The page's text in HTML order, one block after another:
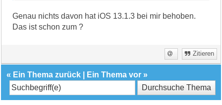
Genau nichts davon hat iOS 13.1.3 bei mir behoben.
Das ist schon zum ?
Zitieren
« Ein Thema zurück Ein Thema vor »